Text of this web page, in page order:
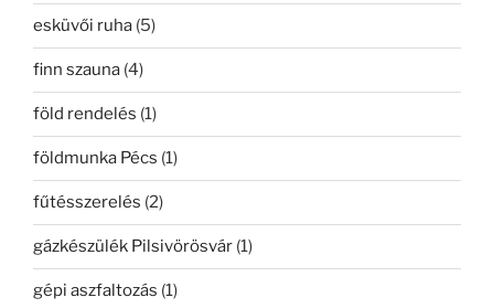
esküvői ruha (5)
finn szauna (4)
föld rendelés (1)
földmunka Pécs (1)
fűtésszerelés (2)
gázkészülék Pilsivörösvár (1)
gépi aszfaltozás (1)